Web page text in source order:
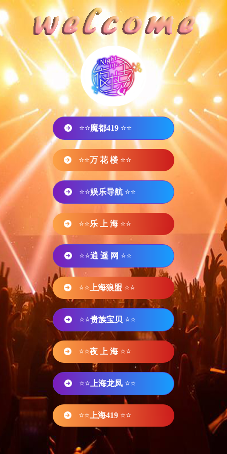
⭐⭐魔都419 ⭐⭐
⭐⭐万 花 楼 ⭐⭐
⭐⭐娱乐导航 ⭐⭐
⭐⭐乐 上 海 ⭐⭐
⭐⭐逍 遥 网 ⭐⭐
⭐⭐ 上海狼盟 ⭐⭐
⭐⭐贵族宝贝 ⭐⭐
⭐⭐夜 上 海 ⭐⭐
⭐⭐ 上海龙凤 ⭐⭐
⭐⭐ 上海419 ⭐⭐